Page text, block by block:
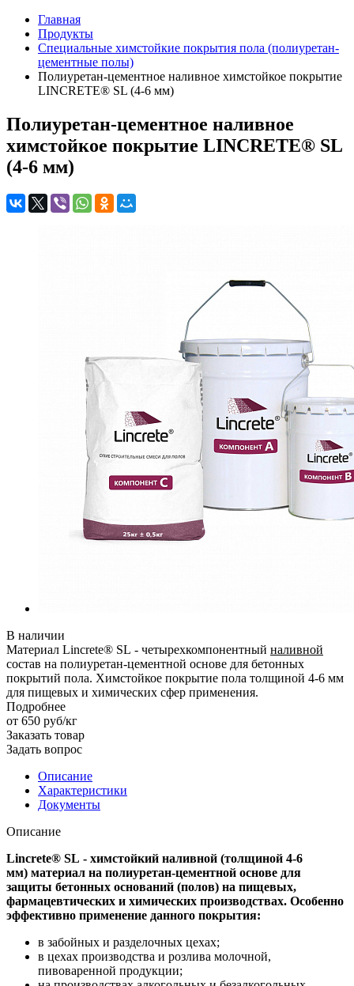
Главная
Продукты
Специальные химстойкие покрытия пола (полиуретан-
цементные полы)
Полиуретан-цементное наливное химстойкое покрытие
LINCRETE® SL (4-6 мм)
Полиуретан-цементное наливное
химстойкое покрытие LINCRETE® SL
(4-6 мм)
В наличии
Материал Lincrete® SL - четырехкомпонентный наливной
состав на полиуретан-цементной основе для бетонных
покрытий пола. Химстойкое покрытие пола толщиной 4-6 мм
для пищевых и химических сфер применения.
Подробнее
от 650 руб/кг
Заказать товар
Задать вопрос
Описание
Характеристики
Документы
Описание
Lincrete® SL - химстойкий наливной (толщиной 4-6
мм) материал на полиуретан-цементной основе для
защиты бетонных оснований (полов) на пищевых,
фармацевтических и химических производствах. Особенно
эффективно применение данного покрытия:
в забойных и разделочных цехах;
в цехах производства и розлива молочной,
пивоваренной продукции;